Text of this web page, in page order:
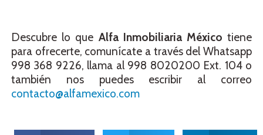
Descubre lo que Alfa Inmobiliaria México tiene
para ofrecerte, comunícate a través del Whatsapp
998 368 9226, llama al 998 8020200 Ext. 104 o
también nos puedes escribir al correo
contacto@alfamexico.com